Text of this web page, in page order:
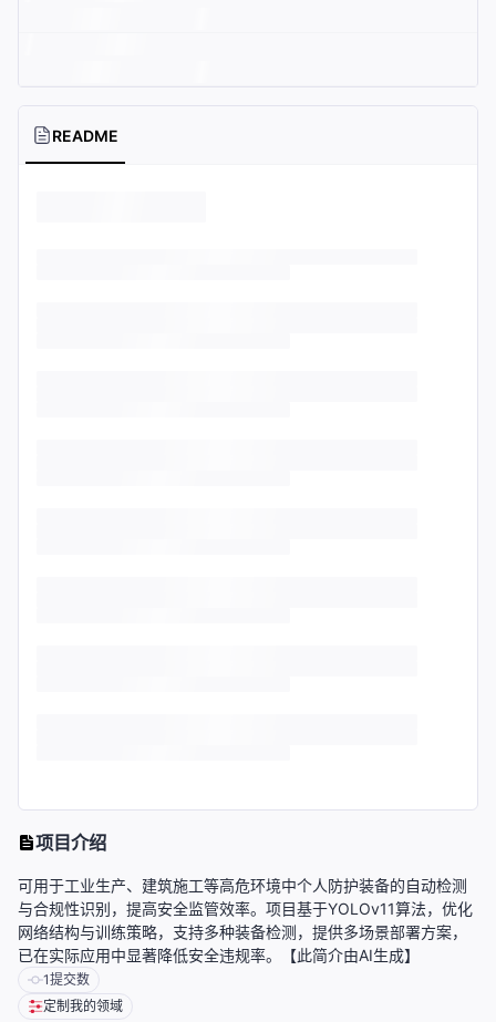
README
项目介绍
可用于工业生产、建筑施工等高危环境中个人防护装备的自动检测
与合规性识别，提高安全监管效率。项目基于YOLOv11算法，优化
网络结构与训练策略，支持多种装备检测，提供多场景部署方案，
已在实际应用中显著降低安全违规率。【此简介由AI生成】
1提交数
定制我的领域